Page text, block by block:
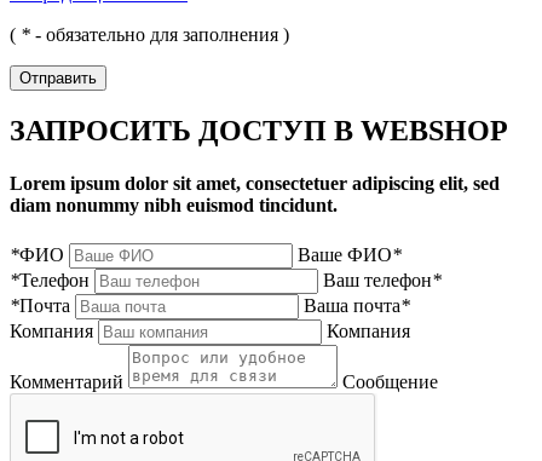
( * - обязательно для заполнения )
Отправить
ЗАПРОСИТЬ ДОСТУП В WEBSHOP
Lorem ipsum dolor sit amet, consectetuer adipiscing elit, sed
diam nonummy nibh euismod tincidunt.
*ФИО Ваше ФИО*
*Телефон Ваш телефон*
*Почта Ваша почта*
Компания
Компания
Комментарий Сообщение